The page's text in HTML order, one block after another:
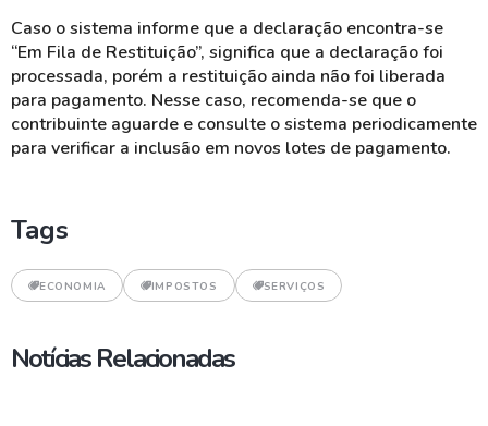
Caso o sistema informe que a declaração encontra-se
“Em Fila de Restituição”, significa que a declaração foi
processada, porém a restituição ainda não foi liberada
para pagamento. Nesse caso, recomenda-se que o
contribuinte aguarde e consulte o sistema periodicamente
para verificar a inclusão em novos lotes de pagamento.
Tags
ECONOMIA IMPOSTOS SERVIÇOS
Notícias Relacionadas